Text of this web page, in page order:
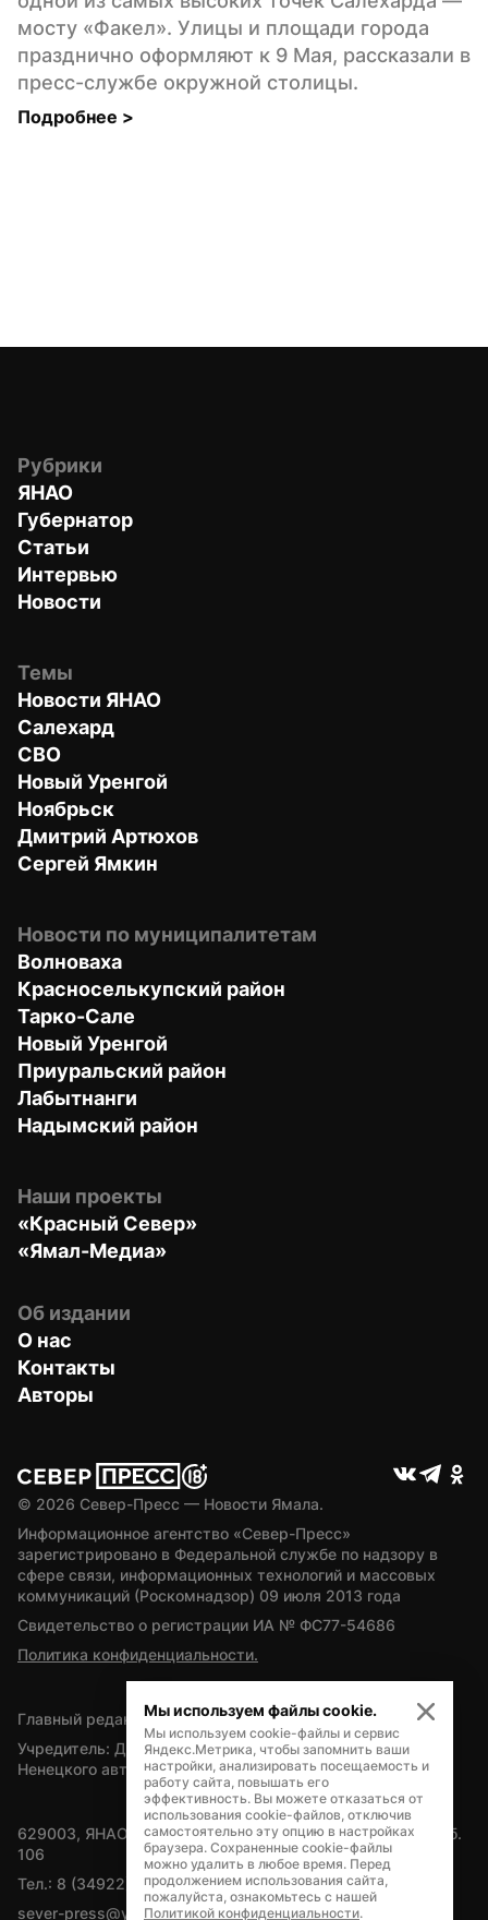
мосту «Факел». Улицы и площади города
празднично оформляют к 9 Мая, рассказали в
пресс-службе окружной столицы.
Подробнее >
Рубрики
ЯНАО
Губернатор
Статьи
Интервью
Новости
Темы
Новости ЯНАО
Салехард
СВО
Новый Уренгой
Ноябрьск
Дмитрий Артюхов
Сергей Ямкин
Новости по муниципалитетам
Волноваха
Красноселькупский район
Тарко-Сале
Новый Уренгой
Приуральский район
Лабытнанги
Надымский район
Наши проекты
«Красный Север»
«Ямал-Медиа»
Об издании
О нас
Контакты
Авторы
© 2026 Север-Пресс — Новости Ямала.
Информационное агентство «Север-Пресс»
зарегистрировано в Федеральной службе по надзору в
сфере связи, информационных технологий и массовых
коммуникаций (Роскомнадзор) 09 июля 2013 года
Свидетельство о регистрации ИА № ФС77-54686
Политика конфиденциальности.
Главный редактор — А.Л. Поздеев
Учредитель: Департамент внутренней политики Ямало-
Ненецкого автономного округа
629003, ЯНАО, Салехард, мкр. Богдана Кнунянца, д.1, каб.
106
Тел.: 8 (34922) 71262
sever-press@yamal-media.ru
Мы используем файлы cookie.
Мы используем cookie-файлы и сервис
Яндекс.Метрика, чтобы запомнить ваши
настройки, анализировать посещаемость и
работу сайта, повышать его
эффективность. Вы можете отказаться от
использования cookie-файлов, отключив
самостоятельно эту опцию в настройках
браузера. Сохраненные cookie-файлы
можно удалить в любое время. Перед
продолжением использования сайта,
пожалуйста, ознакомьтесь с нашей
Политикой конфиденциальности.